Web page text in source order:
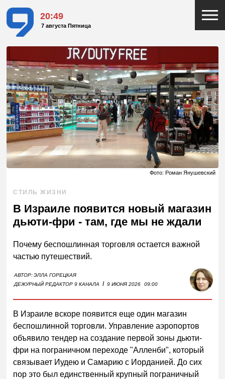
20:49
7 августа Пятница
Фото: Роман Янушевский
СТИЛЬ ЖИЗНИ
В Израиле появится новый магазин
дьюти-фри - там, где мы не ждали
Почему беспошлинная торговля остается важной
частью путешествий.
АВТОР:ЭЛЛА ГОРЕЦКАЯ
ДЕЖУРНЫЙ РЕДАКТОР 9 КАНАЛА
I 9 ИЮНЯ 2026 09:00
В Израиле вскоре появится еще один магазин
беспошлинной торговли. Управление аэропортов
объявило тендер на создание первой зоны дьюти-
фри на пограничном переходе "Алленби", который
связывает Иудею и Самарию с Иорданией. До сих
пор это был единственный крупный пограничный